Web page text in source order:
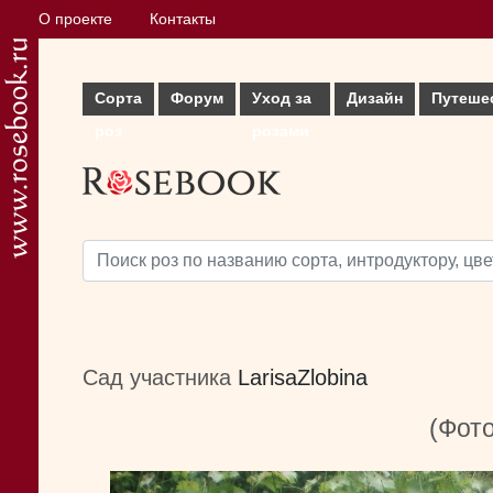
О проекте Контакты
Сорта
Форум
Уход за
Дизайн
Сад участника LarisaZlobina